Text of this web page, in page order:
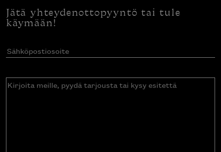
Jätä yhteydenottopyyntö tai tule
käymään!
Sähköpostiosoite(Pakollinen)
Kirjoita